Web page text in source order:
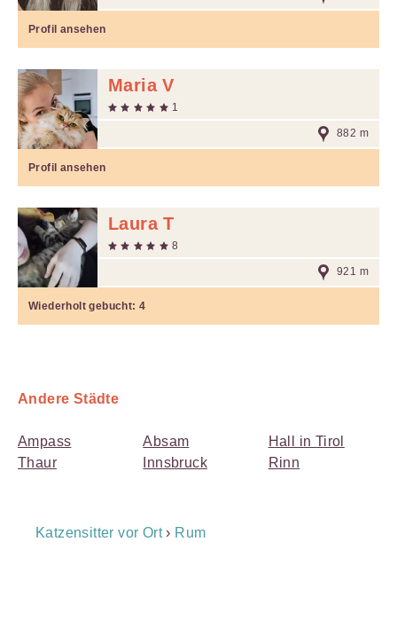
Profil ansehen
Maria V
1
882 m
Profil ansehen
Laura T
8
921 m
Wiederholt gebucht:4
Andere Städte
Ampass
Thaur
Absam
Innsbruck
Hall in Tirol
Rinn
Breadcrumb
Katzensitter vor Ort› Rum